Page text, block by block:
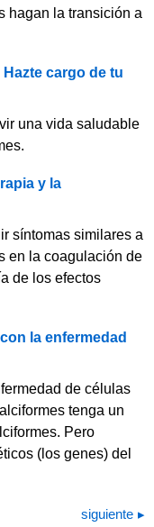
hagan la transición a
cargo de tu
una vida saludable
y la
síntomas similares a
en la coagulación de
de los efectos
la enfermedad
de células
tenga un
Pero
(los genes) del
siguiente